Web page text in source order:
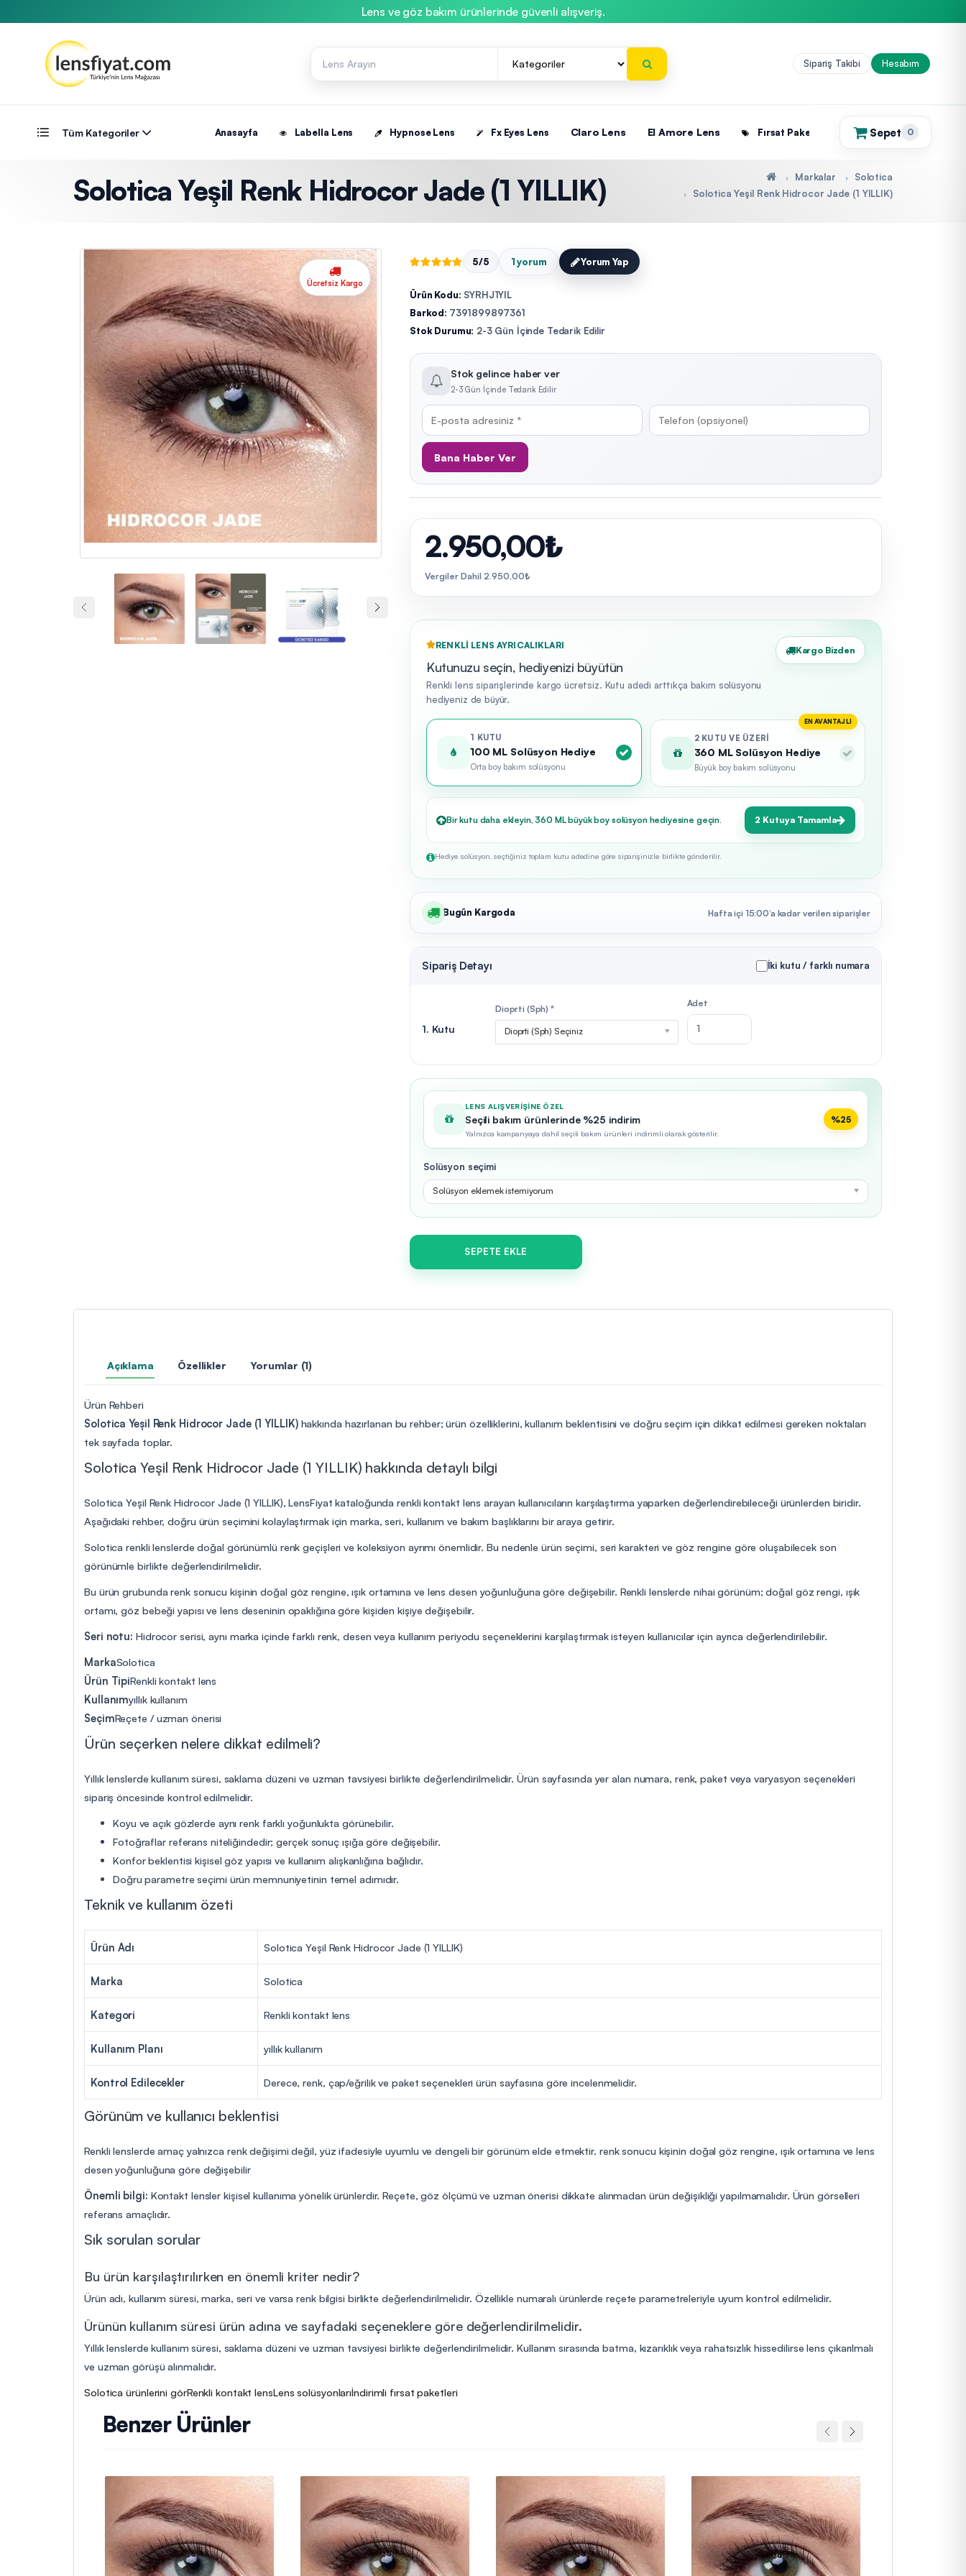
Lens ve göz bakım ürünlerinde güvenli alışveriş.
Sipariş Takibi Hesabım
Tüm Kategoriler Anasayfa Labella Lens Hypnose Lens Fx Eyes Lens Claro Lens El Amore Lens Fırsat Paketleri Sepet 0
(0)
Solotica Yeşil Renk Hidrocor Jade (1 YILLIK) Markalar
Solotica
Solotica Yeşil Renk Hidrocor Jade (1 YILLIK)
Ücretsiz Kargo
5/5 1 yorum Yorum Yap
Ürün Kodu: SYRHJ1YIL
Barkod: 7391899897361
Stok Durumu: 2-3 Gün İçinde Tedarik Edilir
Stok gelince haber ver
2-3 Gün İçinde Tedarik Edilir
Bana Haber Ver
2.950,00₺
Vergiler Dahil 2.950,00₺
RENKLI LENS AYRICALIKLARI
Kutunuzu seçin, hediyenizi büyütün
Renkli lens siparişlerinde kargo ücretsiz. Kutu adedi arttıkça bakım solüsyonu
hediyeniz de büyür.
Kargo Bizden
1 KUTU
100 ML Solüsyon Hediye
Orta boy bakım solüsyonu
EN AVANTAJLI
2 KUTU VE ÜZERI
360 ML Solüsyon Hediye
Büyük boy bakım solüsyonu
Bir kutu daha ekleyin, 360 ML büyük boy solüsyon hediyesine geçin. 2 Kutuya Tamamla
Hediye solüsyon, seçtiğiniz toplam kutu adedine göre siparişinizle birlikte gönderilir.
Bugün Kargoda Hafta içi 15:00’a kadar verilen siparişler
Sipariş Detayı İki kutu / farklı numara
1. Kutu
Dioprti (Sph) *
Dioprti (Sph) Seçiniz
Adet
LENS ALIŞVERIŞINE ÖZEL
Seçili bakım ürünlerinde %25 indirim
Yalnızca kampanyaya dahil seçili bakım ürünleri indirimli olarak gösterilir.
%25
Solüsyon seçimi
Solüsyon eklemek istemiyorum
SEPETE EKLE
Açıklama Özellikler Yorumlar (1)
Ürün Rehberi
Solotica Yeşil Renk Hidrocor Jade (1 YILLIK)hakkında hazırlanan bu rehber; ürün özelliklerini, kullanım beklentisini ve doğru seçim için dikkat edilmesi gereken noktaları
tek sayfada toplar.
Solotica Yeşil Renk Hidrocor Jade (1 YILLIK) hakkında detaylı bilgi
Solotica Yeşil Renk Hidrocor Jade (1 YILLIK), LensFiyat kataloğunda renkli kontakt lens arayan kullanıcıların karşılaştırma yaparken değerlendirebileceği ürünlerden biridir.
Aşağıdaki rehber, doğru ürün seçimini kolaylaştırmak için marka, seri, kullanım ve bakım başlıklarını bir araya getirir.
Solotica renkli lenslerde doğal görünümlü renk geçişleri ve koleksiyon ayrımı önemlidir. Bu nedenle ürün seçimi, seri karakteri ve göz rengine göre oluşabilecek son
görünümle birlikte değerlendirilmelidir.
Bu ürün grubunda renk sonucu kişinin doğal göz rengine, ışık ortamına ve lens desen yoğunluğuna göre değişebilir. Renkli lenslerde nihai görünüm; doğal göz rengi, ışık
ortamı, göz bebeği yapısı ve lens deseninin opaklığına göre kişiden kişiye değişebilir.
Seri notu: Hidrocor serisi, aynı marka içinde farklı renk, desen veya kullanım periyodu seçeneklerini karşılaştırmak isteyen kullanıcılar için ayrıca değerlendirilebilir.
MarkaSolotica
Ürün TipiRenkli kontakt lens
Kullanımyıllık kullanım
SeçimReçete / uzman önerisi
Ürün seçerken nelere dikkat edilmeli?
Yıllık lenslerde kullanım süresi, saklama düzeni ve uzman tavsiyesi birlikte değerlendirilmelidir. Ürün sayfasında yer alan numara, renk, paket veya varyasyon seçenekleri
sipariş öncesinde kontrol edilmelidir.
Koyu ve açık gözlerde aynı renk farklı yoğunlukta görünebilir.
Fotoğraflar referans niteliğindedir; gerçek sonuç ışığa göre değişebilir.
Konfor beklentisi kişisel göz yapısı ve kullanım alışkanlığına bağlıdır.
Doğru parametre seçimi ürün memnuniyetinin temel adımıdır.
Teknik ve kullanım özeti
Ürün Adı Solotica Yeşil Renk Hidrocor Jade (1 YILLIK)
Marka Solotica
Kategori Renkli kontakt lens
Kullanım Planı yıllık kullanım
Kontrol Edilecekler Derece, renk, çap/eğrilik ve paket seçenekleri ürün sayfasına göre incelenmelidir.
Görünüm ve kullanıcı beklentisi
Renkli lenslerde amaç yalnızca renk değişimi değil, yüz ifadesiyle uyumlu ve dengeli bir görünüm elde etmektir. renk sonucu kişinin doğal göz rengine, ışık ortamına ve lens
desen yoğunluğuna göre değişebilir
Önemli bilgi: Kontakt lensler kişisel kullanıma yönelik ürünlerdir. Reçete, göz ölçümü ve uzman önerisi dikkate alınmadan ürün değişikliği yapılmamalıdır. Ürün görselleri
referans amaçlıdır.
Sık sorulan sorular
Bu ürün karşılaştırılırken en önemli kriter nedir?
Ürün adı, kullanım süresi, marka, seri ve varsa renk bilgisi birlikte değerlendirilmelidir. Özellikle numaralı ürünlerde reçete parametreleriyle uyum kontrol edilmelidir.
Ürünün kullanım süresi ürün adına ve sayfadaki seçeneklere göre değerlendirilmelidir.
Yıllık lenslerde kullanım süresi, saklama düzeni ve uzman tavsiyesi birlikte değerlendirilmelidir. Kullanım sırasında batma, kızarıklık veya rahatsızlık hissedilirse lens çıkarılmalı
ve uzman görüşü alınmalıdır.
Solotica ürünlerini görRenkli kontakt lensLens solüsyonlarıİndirimli fırsat paketleri
Benzer Ürünler